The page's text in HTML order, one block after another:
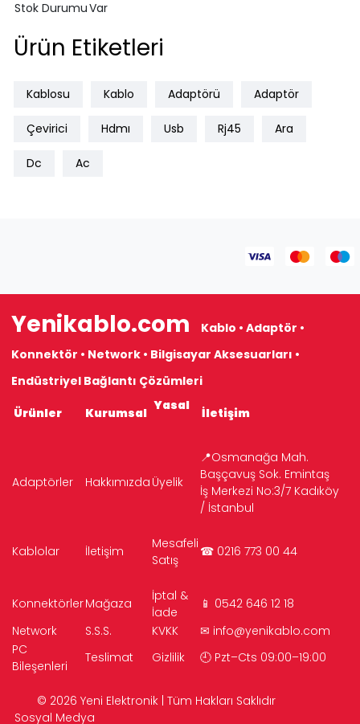
Stok DurumuVar
Ürün Etiketleri
Kablosu Kablo Adaptörü Adaptör
Çevirici Hdmı Usb Rj45 Ara
Dc Ac
Yenikablo.com
Kablo • Adaptör •
Konnektör • Network • Bilgisayar Aksesuarları •
Endüstriyel Bağlantı Çözümleri
Ürünler
Kurumsal Yasal İletişim
Adaptörler Hakkımızda Üyelik
📍Osmanağa Mah.
Başçavuş Sok. Emintaş
İş Merkezi No:3/7 Kadıköy
/ İstanbul
Kablolar İletişim
Mesafeli
Satış
☎ 0216 773 00 44
KonnektörlerMağaza
İptal &
İade
📱 0542 646 12 18
Network
S.S.S. KVKK ✉ info@yenikablo.com
PC
Bileşenleri
Teslimat Gizlilik 🕘 Pzt–Cts 09:00–19:00
© 2026 Yeni Elektronik | Tüm Hakları Saklıdır
Sosyal Medya